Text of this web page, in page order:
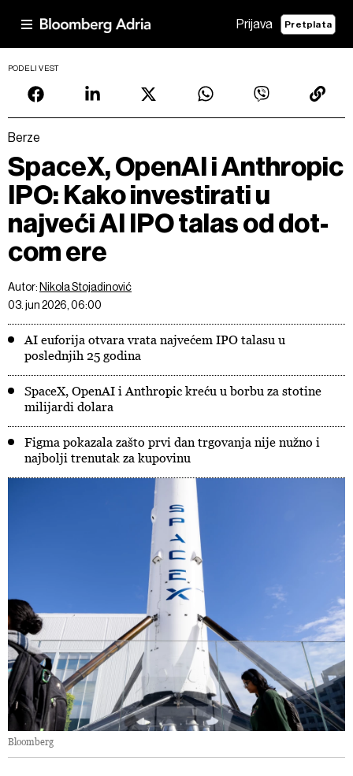
Prijava Pretplata
PODELI VEST
Berze
SpaceX, OpenAI i Anthropic
IPO: Kako investirati u
najveći AI IPO talas od dot-
com ere
Autor: Nikola Stojadinović
03. jun 2026, 06:00
AI euforija otvara vrata najvećem IPO talasu u
poslednjih 25 godina
SpaceX, OpenAI i Anthropic kreću u borbu za stotine
milijardi dolara
Figma pokazala zašto prvi dan trgovanja nije nužno i
najbolji trenutak za kupovinu
Bloomberg